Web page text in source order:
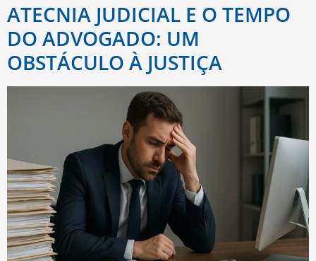
ATECNIA JUDICIAL E O TEMPO
DO ADVOGADO: UM
OBSTÁCULO À JUSTIÇA